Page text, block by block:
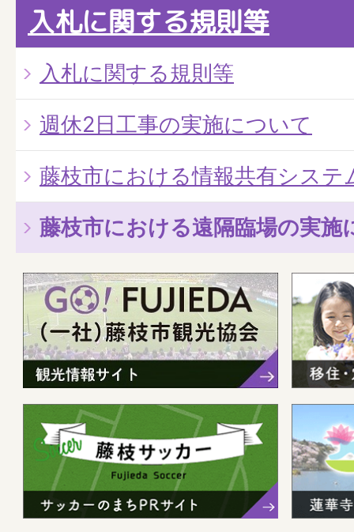
入札に関する規則等
入札に関する規則等
週休2日工事の実施について
藤枝市における情報共有システ
藤枝市における遠隔臨場の実施